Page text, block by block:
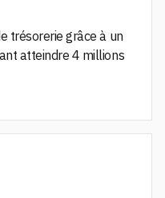
trésorerie grâce à un
atteindre 4 millions